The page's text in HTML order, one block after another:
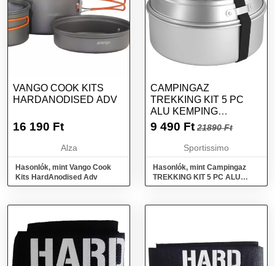
VANGO COOK KITS
HARDANODISED ADV
16 190 Ft
Alza
Hasonlók, mint Vango Cook
Kits HardAnodised Adv
CAMPINGAZ
TREKKING KIT 5 PC
ALU KEMPING
EDÉNYKÉSZLET,
9 490 Ft 21890 Ft
Sportissimo
Hasonlók, mint Campingaz
TREKKING KIT 5 PC ALU
Kemping edénykészlet, ezüst,